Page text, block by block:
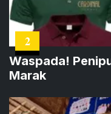
2
Waspada!
Marak